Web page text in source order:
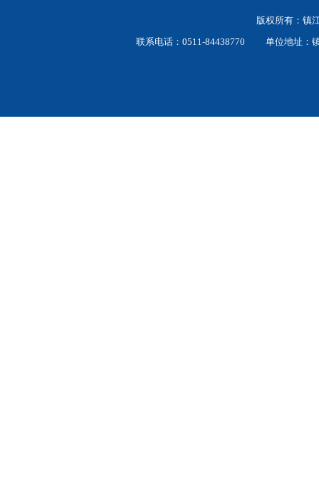
版权所有：
联系电话：0511-84438770 单位地址：